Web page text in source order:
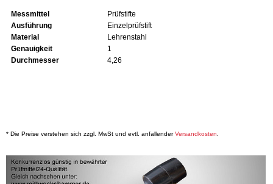
Messmittel
Prüfstifte
Ausführung
Einzelprüfstift
Material
Lehrenstahl
Genauigkeit
1
Durchmesser
4,26
* Die Preise verstehen sich zzgl. MwSt und evtl. anfallenderVersandkosten